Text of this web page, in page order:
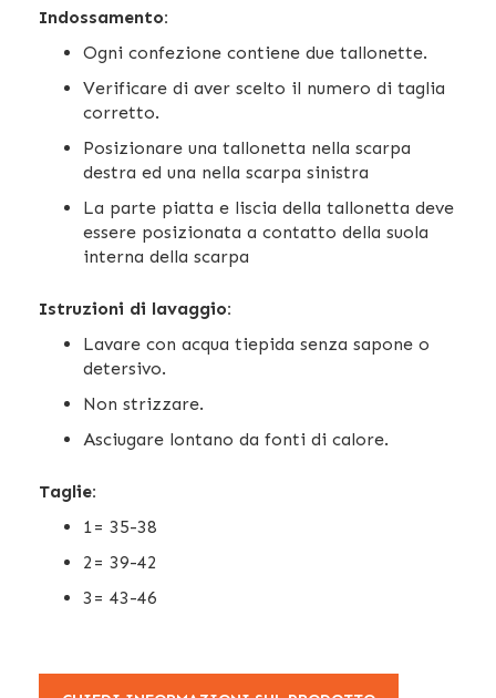
Indossamento:
Ogni confezione contiene due tallonette.
Verificare di aver scelto il numero di taglia
corretto.
Posizionare una tallonetta nella scarpa
destra ed una nella scarpa sinistra
La parte piatta e liscia della tallonetta deve
essere posizionata a contatto della suola
interna della scarpa
Istruzioni di lavaggio:
Lavare con acqua tiepida senza sapone o
detersivo.
Non strizzare.
Asciugare lontano da fonti di calore.
Taglie:
1= 35-38
2= 39-42
3= 43-46